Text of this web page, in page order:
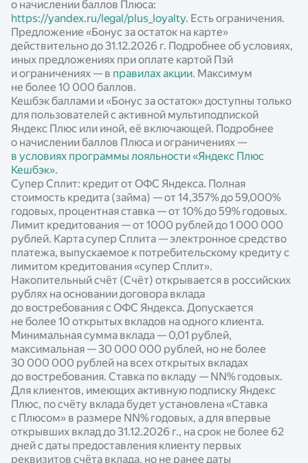
о начислении баллов Плюса:
https://yandex.ru/legal/plus_loyalty. Есть ограничения.
Предложение «Бонус за остаток на карте»
действительно до 31.12.2026 г. Подробнее об условиях,
иных предложениях при оплате картой Пэй
и ограничениях — в правилах акции. Максимум
не более 10 000 баллов.
Кешбэк баллами и «Бонус за остаток» доступны только
для пользователей с активной мультиподпиской
Яндекс Плюс или иной, её включающей. Подробнее
о начислении баллов Плюса и ограничениях —
в условиях программы лояльности «Яндекс Плюс
Кешбэк».
Супер Сплит: кредит от ОФС Яндекса. Полная
стоимость кредита (займа) — от 14,357% до 59,000%
годовых, процентная ставка — от 10% до 59% годовых.
Лимит кредитования — от 1000 рублей до 1 000 000
рублей. Карта супер Сплита — электронное средство
платежа, выпускаемое к потребительскому кредиту с
лимитом кредитования «супер Сплит».
Накопительный счёт (Счёт) открывается в российских
рублях на основании договора вклада
до востребования с ОФС Яндекса. Допускается
не более 10 открытых вкладов на одного клиента.
Минимальная сумма вклада — 0,01 рублей,
максимальная — 30 000 000 рублей, но не более
30 000 000 рублей на всех открытых вкладах
до востребования. Ставка по вкладу — NN% годовых.
Для клиентов, имеющих активную подписку Яндекс
Плюс, по счёту вклада будет установлена «Ставка
с Плюсом» в размере NN% годовых, а для впервые
открывших вклад до 31.12.2026 г., на срок не более 62
дней с даты предоставления клиенту первых
реквизитов счёта вклада, но не ранее даты